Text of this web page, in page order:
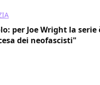
per Joe Wright la serie
dei neofascisti"